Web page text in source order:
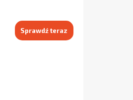
Sprawdź teraz